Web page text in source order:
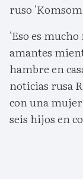
ruso
'Eso es
amantes
hambre en
noticias rusa
con una
seis hijos en